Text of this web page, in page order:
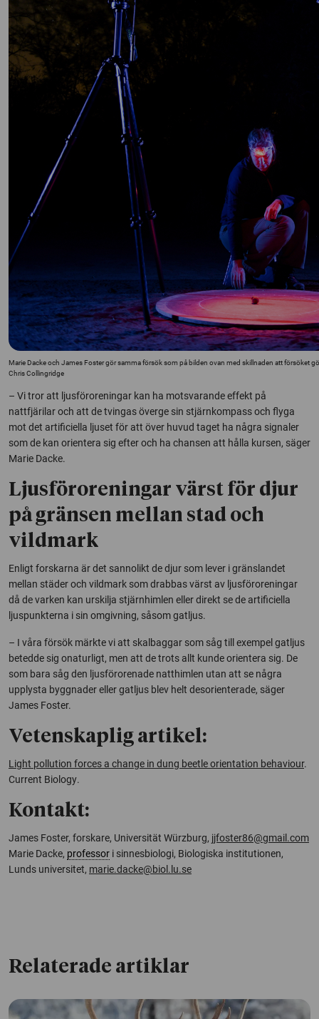
Marie Dacke och James Foster gör samma försök som på bilden ovan med skillnaden att försöket
Chris Collingridge
– Vi tror att ljusföroreningar kan ha motsvarande effekt på
nattfjärilar och att de tvingas överge sin stjärnkompass och flyga
mot det artificiella ljuset för att över huvud taget ha några signaler
som de kan orientera sig efter och ha chansen att hålla kursen, säger
Marie Dacke.
Ljusföroreningar värst för djur
på gränsen mellan stad och
vildmark
Enligt forskarna är det sannolikt de djur som lever i gränslandet
mellan städer och vildmark som drabbas värst av ljusföroreningar
då de varken kan urskilja stjärnhimlen eller direkt se de artificiella
ljuspunkterna i sin omgivning, såsom gatljus.
– I våra försök märkte vi att skalbaggar som såg till exempel gatljus
betedde sig onaturligt, men att de trots allt kunde orientera sig. De
som bara såg den ljusförorenade natthimlen utan att se några
upplysta byggnader eller gatljus blev helt desorienterade, säger
James Foster.
Vetenskaplig artikel:
Light pollution forces a change in dung beetle orientation behaviour.
Current Biology.
Kontakt:
James Foster, forskare, Universität Würzburg, jjfoster86@gmail.com
Marie Dacke, professor i sinnesbiologi, Biologiska institutionen,
Lunds universitet, marie.dacke@biol.lu.se
Relaterade artiklar